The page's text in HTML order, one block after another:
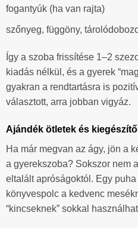
fogantyúk (ha van rajta)
szőnyeg, függöny,
Így a szoba frissítése 1–2
kiadás nélkül, és a gyerek
gyakran a rendtartásra is
választott, arra jobban vigyáz.
Ajándék ötletek és
Ha már megvan az ágy, jön a
a gyerekszoba? Sokszor nem
eltalált apróságoktól. Egy
könyvespolc a kedvenc
“kincseknek” sokkal